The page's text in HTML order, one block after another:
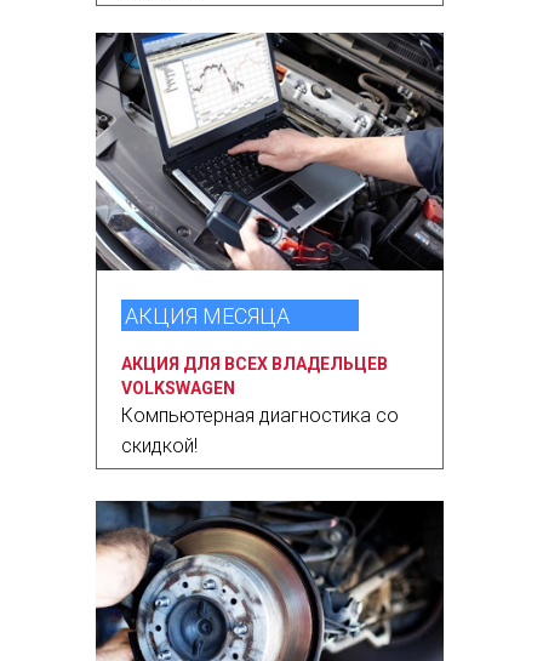
АКЦИЯ ДЛЯ ВСЕХ ВЛАДЕЛЬЦЕВ
VOLKSWAGEN
Компьютерная диагностика со
скидкой!
АКЦИЯ МЕСЯЦА